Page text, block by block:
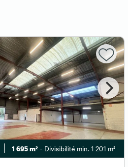
1 695 m² - Divisibilité min. 1 201 m²